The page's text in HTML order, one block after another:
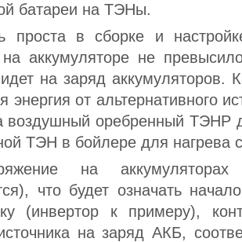
батареи на ТЭНы.
проста в сборке и
аккумуляторе не
на заряд аккумуляторов.
энергия от альтернативного
воздушный оребренный ТЭНР
ТЭН в бойлере для нагрева
на
что будет означать
(инвертор к примеру),
на заряд АКБ,